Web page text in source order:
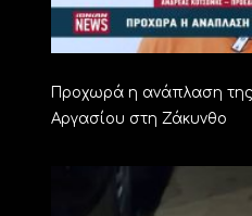
Προχωρά η ανάπλαση
Αργασίου στη Ζάκυνθο